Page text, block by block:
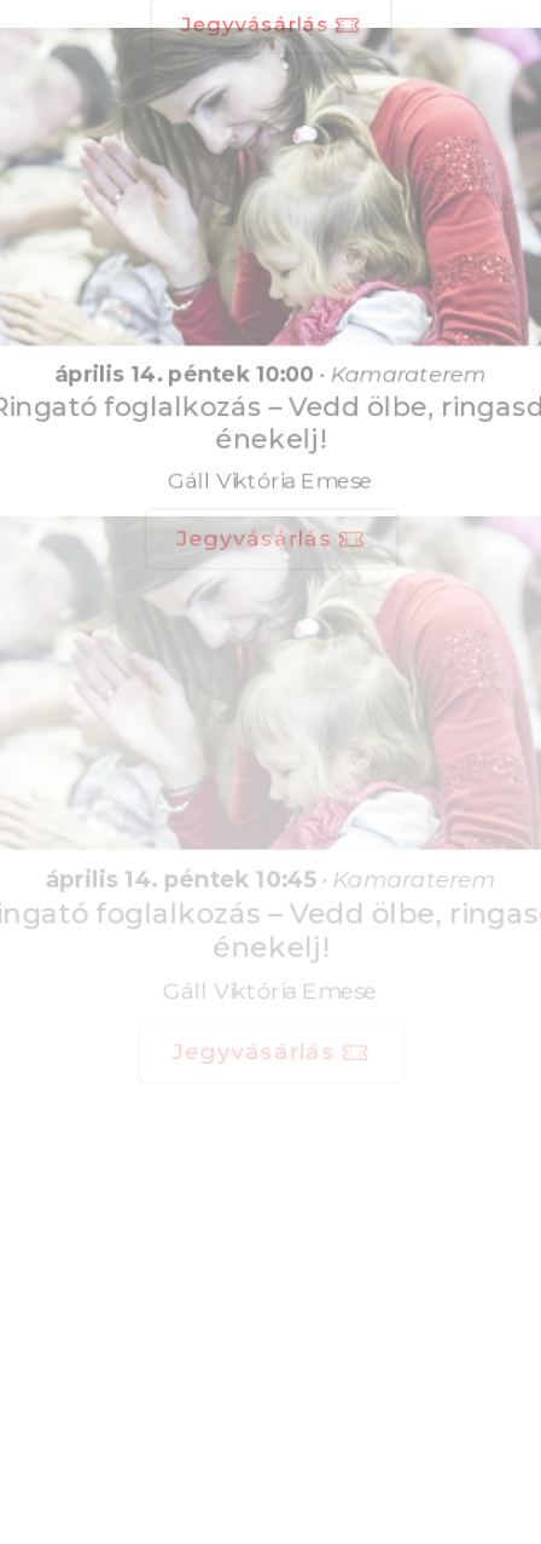
Jegyvásárlás
április 14. péntek 10:00• Kamaraterem
Ringató foglalkozás – Vedd ölbe, ringasd,
énekelj!
Jegyvásárlás
április 14. péntek 10:45• Kamaraterem
Ringató foglalkozás – Vedd ölbe, ringasd,
énekelj!
Gáll Viktória Emese